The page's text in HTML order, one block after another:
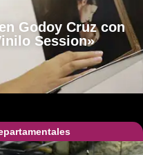
Godoy Cruz con
Session»